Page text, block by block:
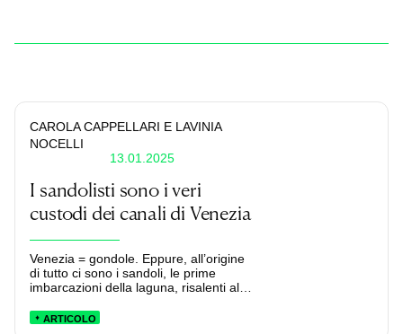
CAROLA CAPPELLARI E LAVINIA
NOCELLI
13.01.2025
I sandolisti sono i veri
custodi dei canali di Venezia
Venezia = gondole. Eppure, all’origine
di tutto ci sono i sandoli, le prime
imbarcazioni della laguna, risalenti al
ARTICOLO